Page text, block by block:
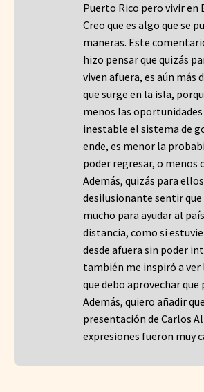
Puerto Rico pero vivir en
Creo que es algo que se
maneras. Este
hizo pensar que quizás
viven afuera, es aún más
que surge en la isla,
menos las oportunidades
inestable el sistema de
ende, es menor la
poder regresar, o menos
Además, quizás para
desilusionante sentir que
mucho para ayudar al
distancia, como si
desde afuera sin poder
también me inspiró a ver
que debo aprovechar que
Además, quiero añadir
presentación de Carlos
expresiones fueron muy